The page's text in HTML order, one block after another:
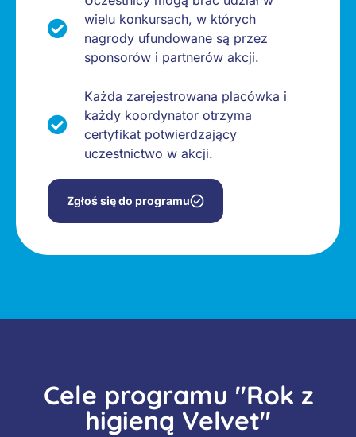
wielu konkursach, w których
nagrody ufundowane są przez
sponsorów i partnerów akcji.
Każda zarejestrowana placówka i
każdy koordynator otrzyma
certyfikat potwierdzający
uczestnictwo w akcji.
Zgłoś się do programu
Cele programu "Rok z
higieną Velvet"